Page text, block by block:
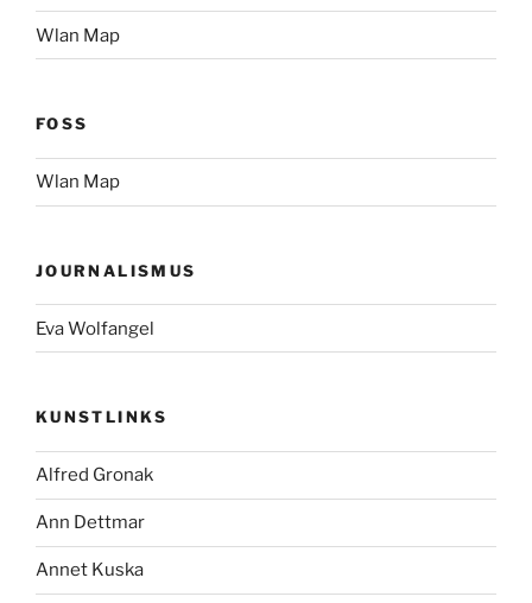
Wlan Map
FOSS
Wlan Map
JOURNALISMUS
Eva Wolfangel
KUNSTLINKS
Alfred Gronak
Ann Dettmar
Annet Kuska